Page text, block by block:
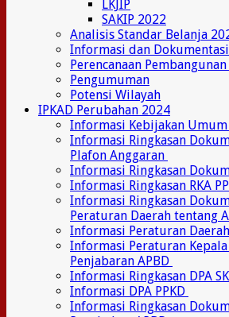
LKJIP
SAKIP 2022
Analisis Standar Belanja
Informasi dan
Perencanaan
Pengumuman
Potensi Wilayah
IPKAD Perubahan 2024
Informasi Kebijakan
Informasi Ringkasan
Plafon Anggaran
Informasi Ringkasan
Informasi Ringkasan RKA
Informasi Ringkasan
Peraturan Daerah tentang
Informasi Peraturan
Informasi Peraturan
Penjabaran APBD
Informasi Ringkasan DPA
Informasi DPA PPKD
Informasi Ringkasan